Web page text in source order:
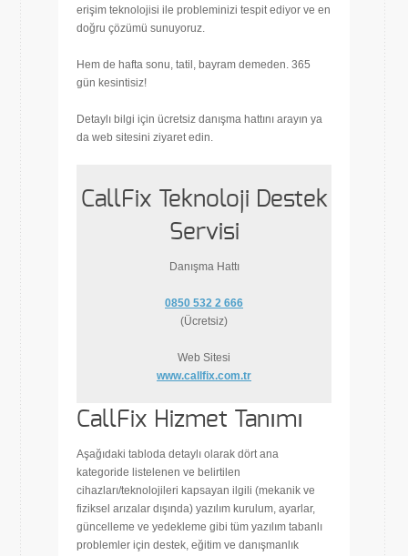
erişim teknolojisi ile probleminizi tespit ediyor ve en
doğru çözümü sunuyoruz.
Hem de hafta sonu, tatil, bayram demeden. 365
gün kesintisiz!
Detaylı bilgi için ücretsiz danışma hattını arayın ya
da web sitesini ziyaret edin.
CallFix Teknoloji Destek
Servisi
Danışma Hattı
0850 532 2 666
(Ücretsiz)
Web Sitesi
www.callfix.com.tr
CallFix Hizmet Tanımı
Aşağıdaki tabloda detaylı olarak dört ana
kategoride listelenen ve belirtilen
cihazları/teknolojileri kapsayan ilgili (mekanik ve
fiziksel arızalar dışında) yazılım kurulum, ayarlar,
güncelleme ve yedekleme gibi tüm yazılım tabanlı
problemler için destek, eğitim ve danışmanlık